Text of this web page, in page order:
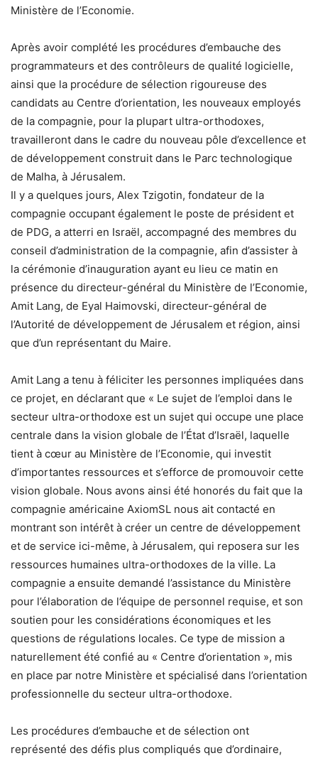
Ministère de l’Economie.
Après avoir complété les procédures d’embauche des
programmateurs et des contrôleurs de qualité logicielle,
ainsi que la procédure de sélection rigoureuse des
candidats au Centre d’orientation, les nouveaux employés
de la compagnie, pour la plupart ultra-orthodoxes,
travailleront dans le cadre du nouveau pôle d’excellence et
de développement construit dans le Parc technologique
de Malha, à Jérusalem.
Il y a quelques jours, Alex Tzigotin, fondateur de la
compagnie occupant également le poste de président et
de PDG, a atterri en Israël, accompagné des membres du
conseil d’administration de la compagnie, afin d’assister à
la cérémonie d’inauguration ayant eu lieu ce matin en
présence du directeur-général du Ministère de l’Economie,
Amit Lang, de Eyal Haimovski, directeur-général de
l’Autorité de développement de Jérusalem et région, ainsi
que d’un représentant du Maire.
Amit Lang a tenu à féliciter les personnes impliquées dans
ce projet, en déclarant que « Le sujet de l’emploi dans le
secteur ultra-orthodoxe est un sujet qui occupe une place
centrale dans la vision globale de l’État d’Israël, laquelle
tient à cœur au Ministère de l’Economie, qui investit
d’importantes ressources et s’efforce de promouvoir cette
vision globale. Nous avons ainsi été honorés du fait que la
compagnie américaine AxiomSL nous ait contacté en
montrant son intérêt à créer un centre de développement
et de service ici-même, à Jérusalem, qui reposera sur les
ressources humaines ultra-orthodoxes de la ville. La
compagnie a ensuite demandé l’assistance du Ministère
pour l’élaboration de l’équipe de personnel requise, et son
soutien pour les considérations économiques et les
questions de régulations locales. Ce type de mission a
naturellement été confié au « Centre d’orientation », mis
en place par notre Ministère et spécialisé dans l’orientation
professionnelle du secteur ultra-orthodoxe.
Les procédures d’embauche et de sélection ont
représenté des défis plus compliqués que d’ordinaire,